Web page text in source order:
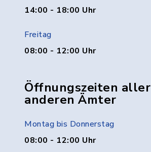
14:00 - 18:00 Uhr
Freitag
08:00 - 12:00 Uhr
Öffnungszeiten aller
anderen Ämter
Montag bis Donnerstag
08:00 - 12:00 Uhr